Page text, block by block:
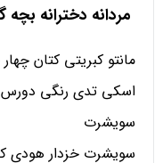
مردانه دخترانه بچه
اسکی تدی رنگی دورس
سویشرت
سویشرت خزدار هودی